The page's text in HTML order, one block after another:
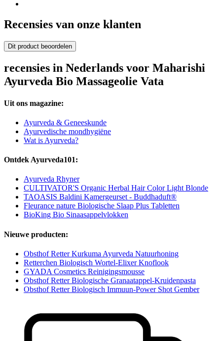
Recensies van onze klanten
Dit product beoordelen
recensies in Nederlands voor Maharishi
Ayurveda Bio Massageolie Vata
Uit ons magazine:
Ayurveda & Geneeskunde
Ayurvedische mondhygiëne
Wat is Ayurveda?
Ontdek Ayurveda101:
Ayurveda Rhyner
CULTIVATOR'S Organic Herbal Hair Color Light Blonde
TAOASIS Baldini Kamergeurset - Buddhaduft®
Fleurance nature Biologische Slaap Plus Tabletten
BioKing Bio Sinaasappelvlokken
Nieuwe producten:
Obsthof Retter Kurkuma Ayurveda Natuurhoning
Retterchen Biologisch Wortel-Elixer Knoflook
GYADA Cosmetics Reinigingsmousse
Obsthof Retter Biologische Granaatappel-Kruidenpasta
Obsthof Retter Biologisch Immuun-Power Shot Gember